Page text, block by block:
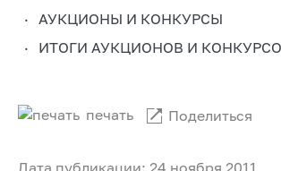
АУКЦИОНЫ И КОНКУРСЫ
ИТОГИ АУКЦИОНОВ И
Дата публикации: 24 ноября 2011
печать Поделиться